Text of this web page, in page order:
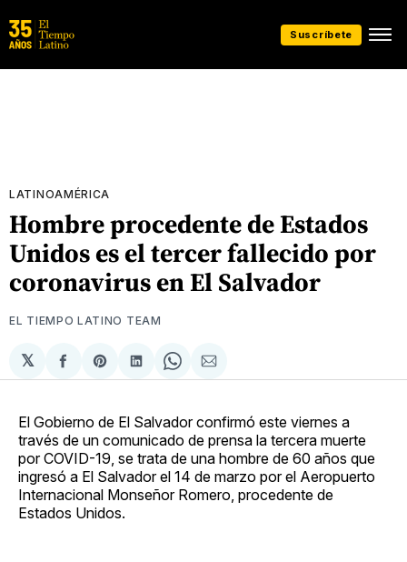
Suscríbete
LATINOAMÉRICA
Hombre procedente de Estados
Unidos es el tercer fallecido por
coronavirus en El Salvador
EL TIEMPO LATINO TEAM
𝕏
Compartir
en
Share
on
Compartir
en
Share
on
Compartir
via
El Gobierno de El Salvador confirmó este viernes a
través de un comunicado de prensa la tercera muerte
por COVID-19, se trata de una hombre de 60 años que
ingresó a El Salvador el 14 de marzo por el Aeropuerto
Internacional Monseñor Romero, procedente de
Estados Unidos.